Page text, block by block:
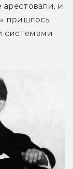
и
пришлось
системами